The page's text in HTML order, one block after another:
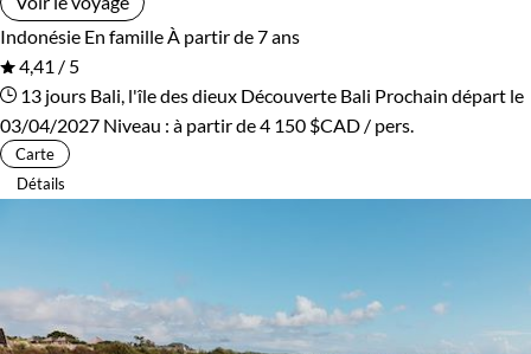
Indonésie En famille À partir de 7 ans
4,41 / 5
13 jours Bali, l'île des dieux Découverte Bali Prochain départ le
03/04/2027 Niveau : à partir de4 150 $CAD / pers.
Carte
Détails